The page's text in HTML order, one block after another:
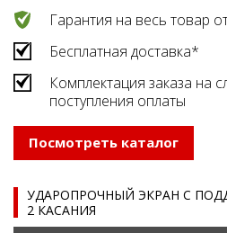
Гарантия на весь товар
Бесплатная доставка*
Комплектация заказа на
поступления оплаты
Посмотреть каталог
УДАРОПРОЧНЫЙ ЭКРАН С
2 КАСАНИЯ